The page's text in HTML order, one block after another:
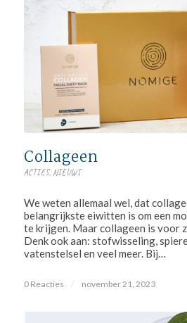
Collageen
ACTIES, NIEUWS
We weten allemaal wel, dat
belangrijkste eiwitten is om een
te krijgen. Maar collageen is voor
Denk ook aan: stofwisseling,
vatenstelsel en veel meer. Bij…
0 Reacties / november 21, 2023